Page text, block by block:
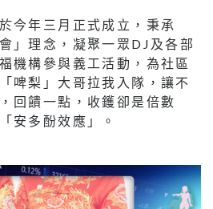
今年三月正式成立，秉承
」理念，凝聚一眾DJ及各部
機構參與義工活動，為社區
啤梨」大哥拉我入隊，讓不
回饋一點，收鑊卻是倍數
安多酚效應」。